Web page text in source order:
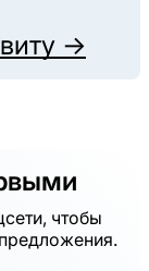
→
чтобы